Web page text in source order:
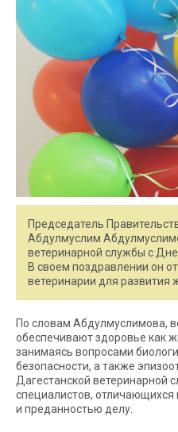
Председатель
Абдулмуслим
ветеринарной службы с
В своем поздравлении он
ветеринарии для развития
По словам Абдулмуслимова,
обеспечивают здоровье как
занимаясь вопросами
безопасности, а также
Дагестанской ветеринарной
специалистов,
и преданностью делу.